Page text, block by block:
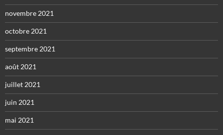
novembre 2021
octobre 2021
septembre 2021
août 2021
juillet 2021
juin 2021
mai 2021